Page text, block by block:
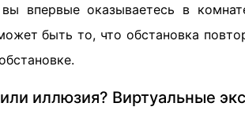
вы впервые оказываетесь в
быть то, что обстановка
иллюзия? Виртуальные